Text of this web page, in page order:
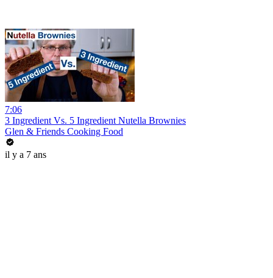
7:06
3 Ingredient Vs. 5 Ingredient Nutella Brownies
Glen & Friends Cooking Food
il y a 7 ans